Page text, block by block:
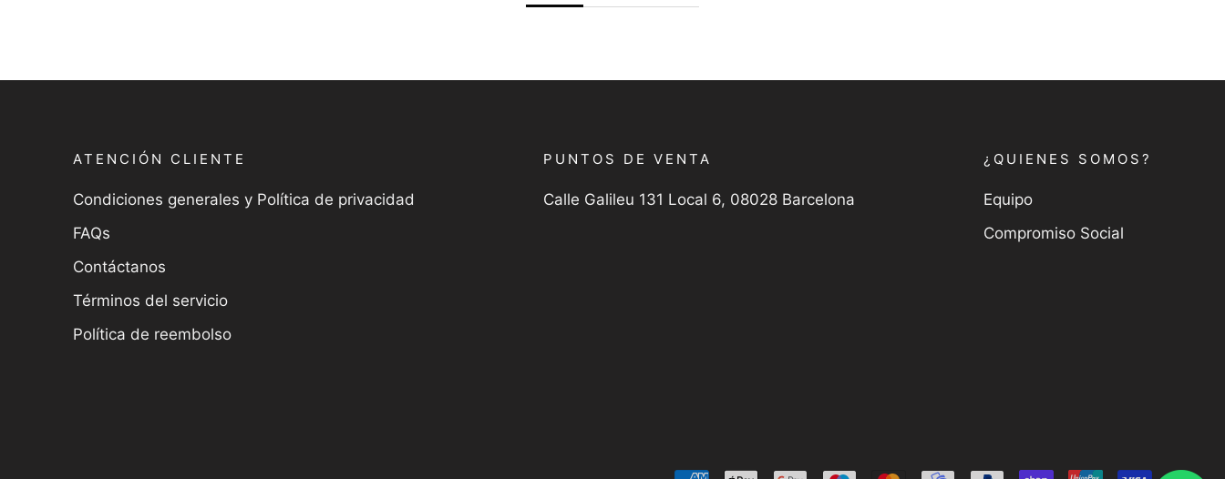
ATENCIÓN CLIENTE
Condiciones generales y Política de privacidad
FAQs
Contáctanos
Términos del servicio
Política de reembolso
PUNTOS DE VENTA
Calle Galileu 131 Local 6, 08028 Barcelona
¿QUIENES SOMOS?
Equipo
Compromiso Social